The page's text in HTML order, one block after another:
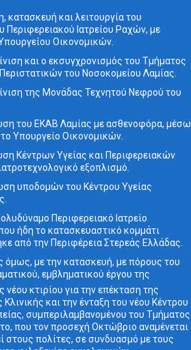
κατασκευή και λειτουργία του
Περιφερειακού Ιατρείου Ραχών, με
Οικονομικών.
και ο εκσυγχρονισμός του Τμήματος
του Νοσοκομείου Λαμίας.
της Μονάδας Τεχνητού Νεφρού του
του ΕΚΑΒ Λαμίας με ασθενοφόρα, μέσω
Υπουργείο Οικονομικών.
Κέντρων Υγείας και Περιφερειακών
εξοπλισμό.
υποδομών του Κέντρου Υγείας
Περιφερειακό Ιατρείο
ήδη το κατασκευαστικό κομμάτι
από την Περιφέρεια Στερεάς Ελλάδας.
όμως, με την κατασκευή, με πόρους του
εμβληματικού έργου της
νέου κτιρίου για την επέκταση της
και την ένταξη του νέου Κέντρου
συμπεριλαμβανομένου του Τμήματος
που τον προσεχή Οκτώβριο αναμένεται
στους πολίτες, σε συνδυασμό με τους